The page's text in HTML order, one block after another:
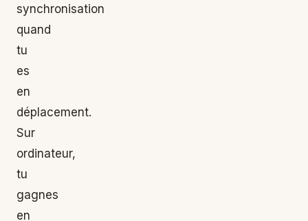
synchronisation
quand
tu
es
en
déplacement.
Sur
ordinateur,
tu
gagnes
en